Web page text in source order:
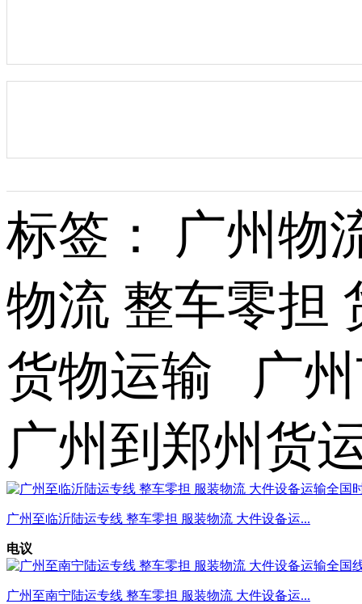
标签： 广州物
物流 整车零担
货物运输 广
广州到郑州货
广州至临沂陆运专线 整车零担 服装物流 大件设备运...
电议
广州至南宁陆运专线 整车零担 服装物流 大件设备运...